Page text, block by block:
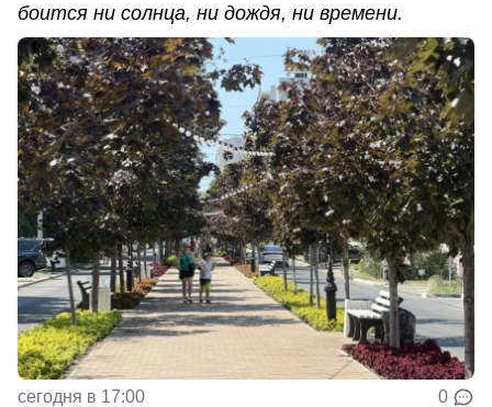
боится ни солнца, ни дождя, ни времени.
сегодня в 17:00 0